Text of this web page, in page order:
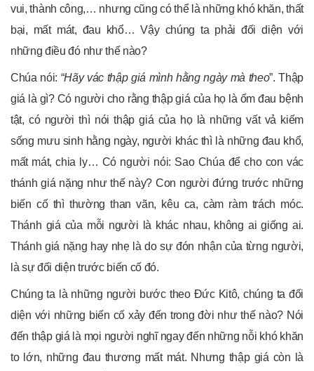
vui, thành công,… nhưng cũng có thể là những khó khăn, thất
bại, mất mát, đau khổ… Vậy chúng ta phải đối diện với
những điều đó như thế nào?
Chúa nói: “Hãy vác thập giá mình hằng ngày mà theo”. Thập
giá là gì? Có người cho rằng thập giá của họ là ốm đau bệnh
tật, có người thì nói thập giá của họ là những vất vả kiếm
sống mưu sinh hằng ngày, người khác thì là những đau khổ,
mất mát, chia ly… Có người nói: Sao Chúa để cho con vác
thánh giá nặng như thế này? Con người đứng trước những
biến cố thì thường than vãn, kêu ca, càm ràm trách móc.
Thánh giá của mỗi người là khác nhau, không ai giống ai.
Thánh giá nặng hay nhẹ là do sự đón nhận của từng người,
là sự đối diện trước biến cố đó.
Chúng ta là những người bước theo Đức Kitô, chúng ta đối
diện với những biến cố xảy đến trong đời như thế nào? Nói
đến thập giá là mọi người nghĩ ngay đến những nỗi khó khăn
to lớn, những đau thương mất mát. Nhưng thập giá còn là